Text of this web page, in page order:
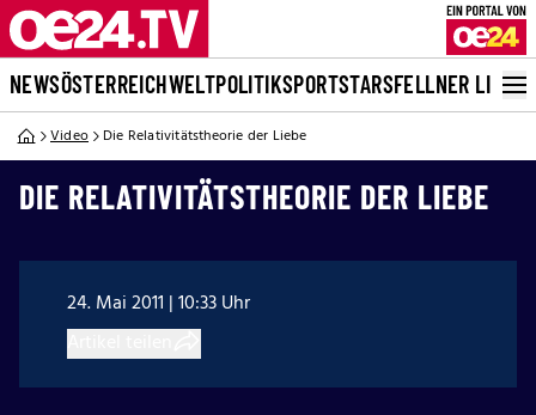
NEWSÖSTERREICHWELTPOLITIKSPORTSTARSFELLNER LIVE
Video Die Relativitätstheorie der Liebe
DIE RELATIVITÄTSTHEORIE DER LIEBE
24. Mai 2011 | 10:33 Uhr